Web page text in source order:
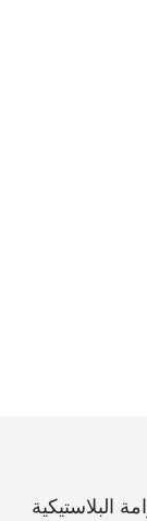
البلاستيكية